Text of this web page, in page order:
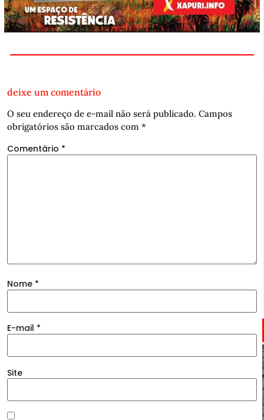
deixe um comentário
O seu endereço de e-mail não será publicado. Campos
obrigatórios são marcados com *
Comentário *
Nome *
E-mail *
Site